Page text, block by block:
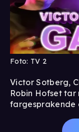
Foto: TV 2
Victor Sotberg,
Robin Hofset tar
fargesprakende